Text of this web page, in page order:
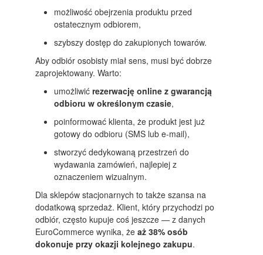
możliwość obejrzenia produktu przed
ostatecznym odbiorem,
szybszy dostęp do zakupionych towarów.
Aby odbiór osobisty miał sens, musi być dobrze
zaprojektowany. Warto:
umożliwić rezerwację online z gwarancją
odbioru w określonym czasie,
poinformować klienta, że produkt jest już
gotowy do odbioru (SMS lub e-mail),
stworzyć dedykowaną przestrzeń do
wydawania zamówień, najlepiej z
oznaczeniem wizualnym.
Dla sklepów stacjonarnych to także szansa na
dodatkową sprzedaż. Klient, który przychodzi po
odbiór, często kupuje coś jeszcze — z danych
EuroCommerce wynika, że aż 38% osób
dokonuje przy okazji kolejnego zakupu.